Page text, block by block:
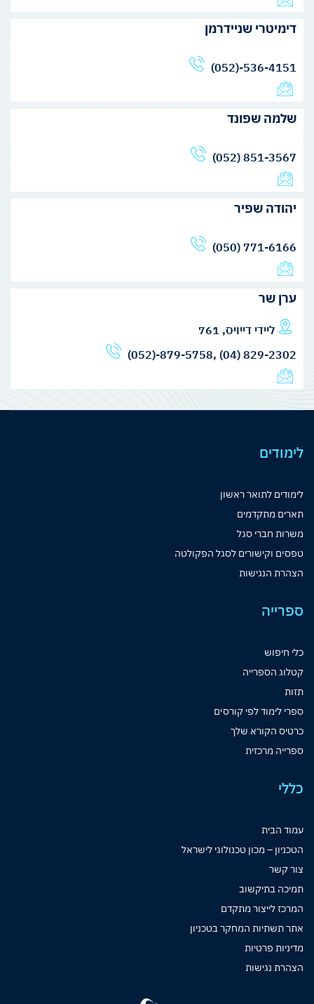
דימיטרי שניידרמן
(052)-536-4151
שלמה שפונד
(052) 851-3567
יהודה שפיר
(050) 771-6166
ערן שר
ליידי דייויס, 761
(052)-879-5758, (04) 829-2302
לימודים
לימודים לתואר ראשון
תארים מתקדמים
משרות חברי סגל
טפסים וקישורים לסגל הפקולטה
הצהרת הנגישות
ספרייה
כלי חיפוש
קטלוג הספרייה
תזות
ספרי לימוד לפי קורסים
כרטיס הקורא שלך
ספרייה מרכזית
כללי
עמוד הבית
הטכניון – מכון טכנולוגי לישראל
צור קשר
תמיכה בתיקשוב
המרכז לייצור מתקדם
אתר תשתיות המחקר בטכניון
מדיניות פרטיות
הצהרת נגישות